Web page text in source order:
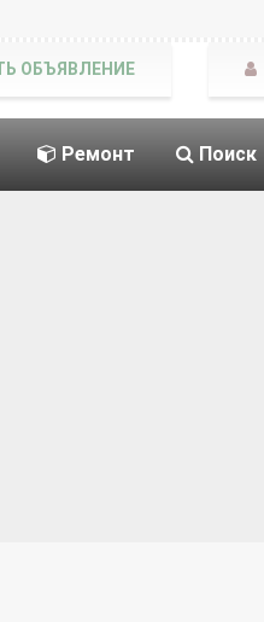
Ремонт Поиск
ОБЪЯВЛЕНИЕ